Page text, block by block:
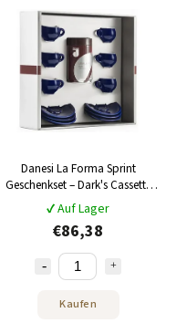
Danesi La Forma Sprint
Geschenkset – Dark's Cassette
Kava 250 g + 6 Espressotassen
und 6 Untertassen – blau
✔ Auf Lager
€86,38
Kaufen